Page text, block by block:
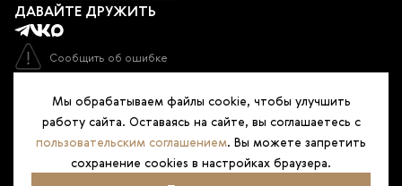
ДАВАЙТЕ ДРУЖИТЬ
Сообщить об ошибке
Мы обрабатываем файлы cookie, чтобы улучшить
работу сайта. Оставаясь на сайте, вы соглашаетесь с
пользовательским соглашением. Вы можете запретить
сохранение cookies в настройках браузера.